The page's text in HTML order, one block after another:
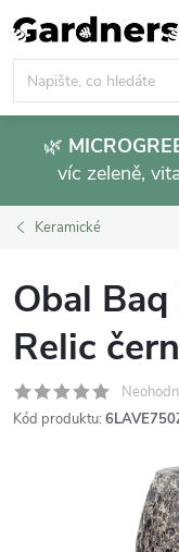
Přejít
na
obsah
🌿
víc zeleně,
Keramické
Obal
Relic
Kód produktu: